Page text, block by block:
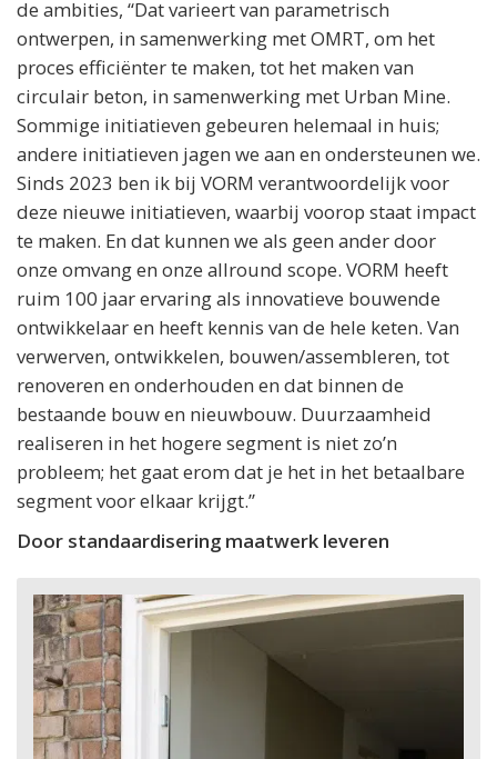
de ambities, “Dat varieert van parametrisch
ontwerpen, in samenwerking met OMRT, om het
proces efficiënter te maken, tot het maken van
circulair beton, in samenwerking met Urban Mine.
Sommige initiatieven gebeuren helemaal in huis;
andere initiatieven jagen we aan en ondersteunen we.
Sinds 2023 ben ik bij VORM verantwoordelijk voor
deze nieuwe initiatieven, waarbij voorop staat impact
te maken. En dat kunnen we als geen ander door
onze omvang en onze allround scope. VORM heeft
ruim 100 jaar ervaring als innovatieve bouwende
ontwikkelaar en heeft kennis van de hele keten. Van
verwerven, ontwikkelen, bouwen/assembleren, tot
renoveren en onderhouden en dat binnen de
bestaande bouw en nieuwbouw. Duurzaamheid
realiseren in het hogere segment is niet zo’n
probleem; het gaat erom dat je het in het betaalbare
segment voor elkaar krijgt.”
Door standaardisering maatwerk leveren